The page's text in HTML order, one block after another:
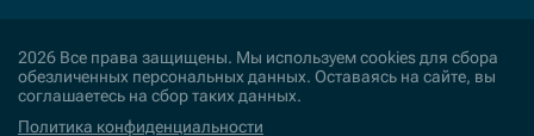
2026 Все права защищены. Мы используем cookies для сбора
обезличенных персональных данных. Оставаясь на сайте, вы
соглашаетесь на сбор таких данных.
Политика конфиденциальности